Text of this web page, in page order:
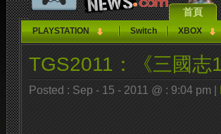
首頁
PLAYSTATION Switch XBOX
TGS2011：《三國志
Posted : Sep - 15 - 2011 @ : 9:04 pm |